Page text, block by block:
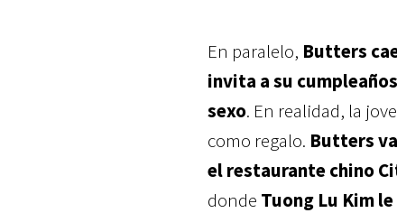
En paralelo, Butters
invita a su
sexo. En realidad, la
como regalo. Butters
el restaurante chino
donde Tuong Lu Kim